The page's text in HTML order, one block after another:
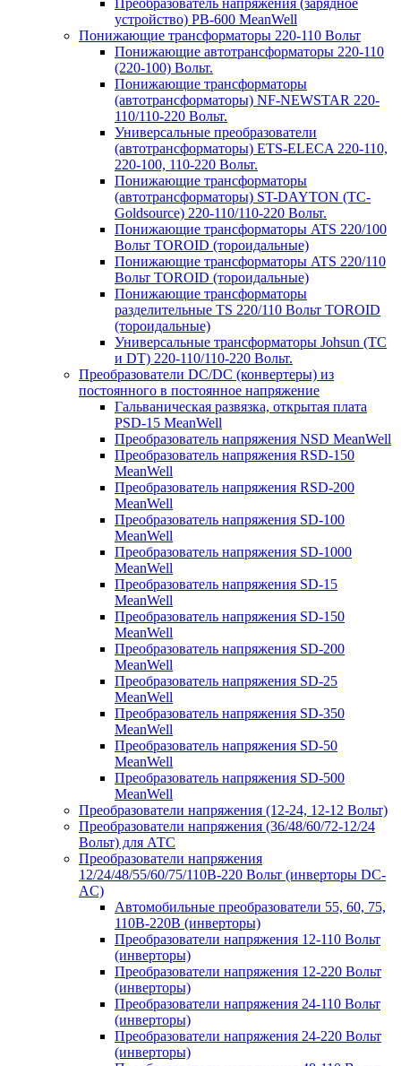
Преобразователь напряжения (зарядное
устройство) PB-600 MeanWell
Понижающие трансформаторы 220-110 Вольт
Понижающие автотрансформаторы 220-110
(220-100) Вольт.
Понижающие трансформаторы
(автотрансформаторы) NF-NEWSTAR 220-
110/110-220 Вольт.
Универсальные преобразователи
(автотрансформаторы) ETS-ELECA 220-110,
220-100, 110-220 Вольт.
Понижающие трансформаторы
(автотрансформаторы) ST-DAYTON (TC-
Goldsource) 220-110/110-220 Вольт.
Понижающие трансформаторы ATS 220/100
Вольт TOROID (тороидальные)
Понижающие трансформаторы ATS 220/110
Вольт TOROID (тороидальные)
Понижающие трансформаторы
разделительные TS 220/110 Вольт TOROID
(тороидальные)
Универсальные трансформаторы Johsun (TС
и DT) 220-110/110-220 Вольт.
Преобразователи DC/DC (конвертеры) из
постоянного в постоянное напряжение
Гальваническая развязка, открытая плата
PSD-15 MeanWell
Преобразователь напряжения NSD MeanWell
Преобразователь напряжения RSD-150
MeanWell
Преобразователь напряжения RSD-200
MeanWell
Преобразователь напряжения SD-100
MeanWell
Преобразователь напряжения SD-1000
MeanWell
Преобразователь напряжения SD-15
MeanWell
Преобразователь напряжения SD-150
MeanWell
Преобразователь напряжения SD-200
MeanWell
Преобразователь напряжения SD-25
MeanWell
Преобразователь напряжения SD-350
MeanWell
Преобразователь напряжения SD-50
MeanWell
Преобразователь напряжения SD-500
MeanWell
Преобразователи напряжения (12-24, 12-12 Вольт)
Преобразователи напряжения (36/48/60/72-12/24
Вольт) для АТС
Преобразователи напряжения
12/24/48/55/60/75/110В-220 Вольт (инверторы DC-
AC)
Автомобильные преобразователи 55, 60, 75,
110В-220В (инверторы)
Преобразователи напряжения 12-110 Вольт
(инверторы)
Преобразователи напряжения 12-220 Вольт
(инверторы)
Преобразователи напряжения 24-110 Вольт
(инверторы)
Преобразователи напряжения 24-220 Вольт
(инверторы)